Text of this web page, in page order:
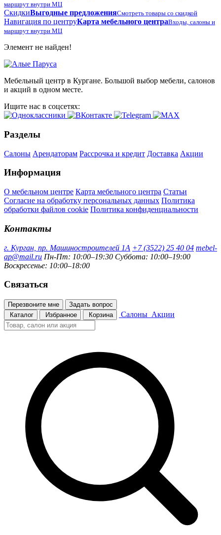
маршрут внутри МЦ
СкидкиВыгодные предложенияСмотреть товары со скидкой
Навигация по центруКарта мебельного центраВходы, салоны и
маршрут внутри МЦ
Элемент не найден!
Мебельный центр в Кургане. Большой выбор мебели, салонов
и акций в одном месте.
Ищите нас в соцсетях:
Разделы
Салоны Арендаторам Рассрочка и кредит Доставка Акции
Информация
О мебельном центре Карта мебельного центра Статьи
Согласие на обработку персональных данных Политика
обработки файлов cookie Политика конфиденциальности
Контакты
г. Курган, пр. Машиностроителей 1А +7 (3522) 25 40 04 mebel-
ap@mail.ru Пн-Пт: 10:00–19:30 Суббота: 10:00–19:00
Воскресенье: 10:00–18:00
Связаться
Перезвоните мне
Задать вопрос
Каталог
Избранное Корзина Салоны Акции